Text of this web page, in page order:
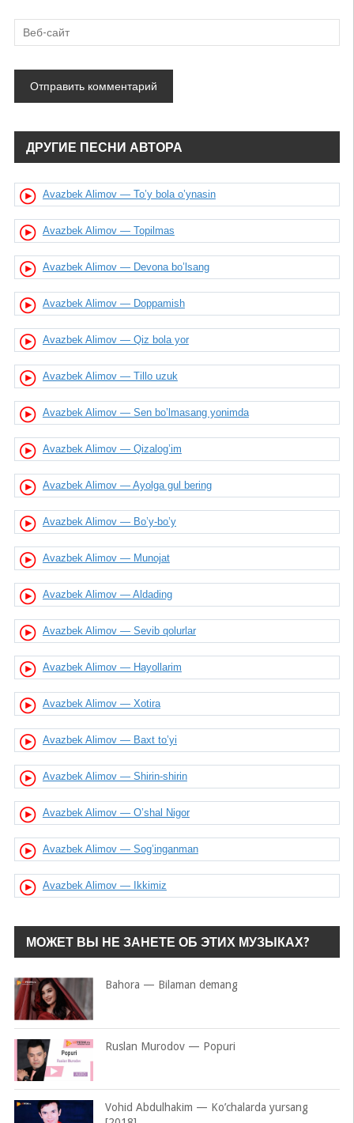
ДРУГИЕ ПЕСНИ АВТОРА
Avazbek Alimov — To’y bola o’ynasin
Avazbek Alimov — Topilmas
Avazbek Alimov — Devona bo’lsang
Avazbek Alimov — Doppamish
Avazbek Alimov — Qiz bola yor
Avazbek Alimov — Tillo uzuk
Avazbek Alimov — Sen bo’lmasang yonimda
Avazbek Alimov — Qizalog’im
Avazbek Alimov — Ayolga gul bering
Avazbek Alimov — Bo’y-bo’y
Avazbek Alimov — Munojat
Avazbek Alimov — Aldading
Avazbek Alimov — Sevib qolurlar
Avazbek Alimov — Hayollarim
Avazbek Alimov — Xotira
Avazbek Alimov — Baxt to’yi
Avazbek Alimov — Shirin-shirin
Avazbek Alimov — O’shal Nigor
Avazbek Alimov — Sog’inganman
Avazbek Alimov — Ikkimiz
МОЖЕТ ВЫ НЕ ЗАНЕТЕ ОБ ЭТИХ МУЗЫКАХ?
Bahora — Bilaman demang
Ruslan Murodov — Popuri
Vohid Abdulhakim — Ko’chalarda yursang